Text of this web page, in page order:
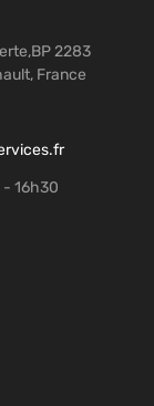
2283
France
16h30